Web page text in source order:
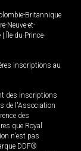
Britannique
Neuve-et-
| Île-du-Prince-
inscriptions au
des inscriptions
de l'Association
des
que Royal
n'est pas
DDF®